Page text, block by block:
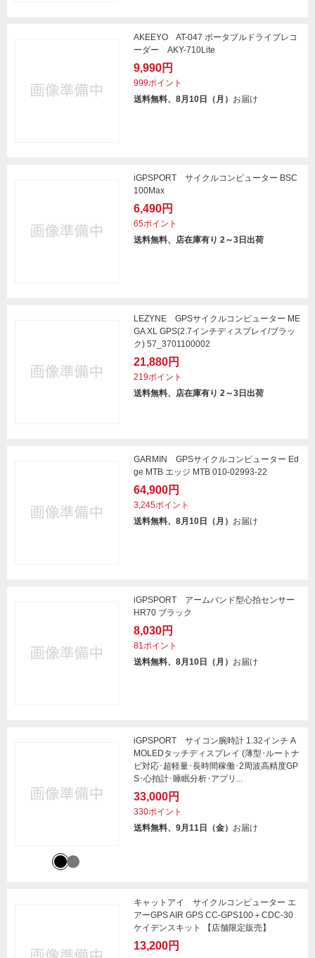
AKEEYO AT-047 ポータブルドライブレコ
ーダー AKY-710Lite
9,990円
999ポイント
送料無料、8月10日（月） お届け
iGPSPORT サイクルコンピューター BSC
100Max
6,490円
65ポイント
送料無料、店在庫有り 2～3日出荷
LEZYNE GPSサイクルコンピューター ME
GA XL GPS(2.7インチディスプレイ/ブラッ
ク) 57_3701100002
21,880円
219ポイント
送料無料、店在庫有り 2～3日出荷
GARMIN GPSサイクルコンピューター Ed
ge MTB エッジ MTB 010-02993-22
64,900円
3,245ポイント
送料無料、8月10日（月） お届け
iGPSPORT アームバンド型心拍センサー
HR70 ブラック
8,030円
81ポイント
送料無料、8月10日（月） お届け
iGPSPORT サイコン腕時計 1.32インチ A
MOLEDタッチディスプレイ (薄型･ルートナ
ビ対応･超軽量･長時間稼働･2周波高精度GP
S･心拍計･睡眠分析･アプリ...
33,000円
330ポイント
送料無料、9月11日（金） お届け
キャットアイ サイクルコンピューター エ
アーGPS AIR GPS CC-GPS100＋CDC-30
ケイデンスキット 【店舗限定販売】
13,200円